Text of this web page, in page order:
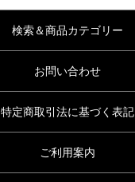
検索＆商品カテゴリー
お問い合わせ
特定商取引法に基づく表記
ご利用案内